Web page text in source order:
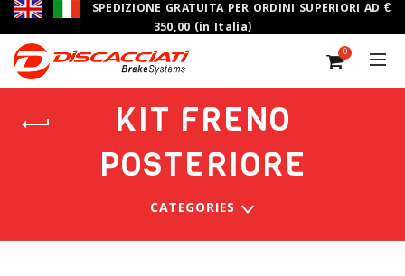
SPEDIZIONE GRATUITA PER ORDINI SUPERIORI AD €
350,00 (in Italia)
0
KIT FRENO
POSTERIORE
CATEGORIES